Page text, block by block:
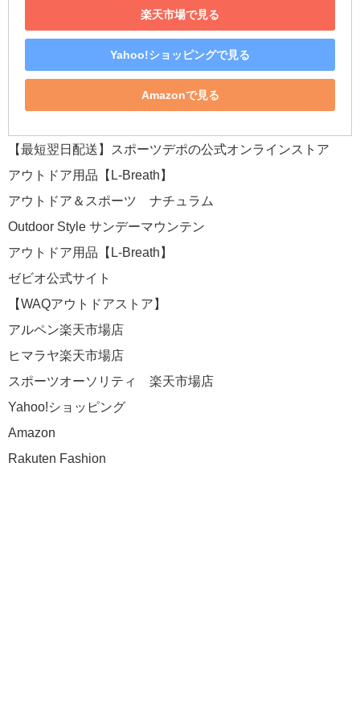
楽天市場で見る
Yahoo!ショッピングで見る
Amazonで見る
【最短翌日配送】スポーツデポの公式オンラインストア
アウトドア用品【L-Breath】
アウトドア＆スポーツ ナチュラム
Outdoor Style サンデーマウンテン
アウトドア用品【L-Breath】
ゼビオ公式サイト
【WAQアウトドアストア】
アルペン楽天市場店
ヒマラヤ楽天市場店
スポーツオーソリティ 楽天市場店
Yahoo!ショッピング
Amazon
Rakuten Fashion